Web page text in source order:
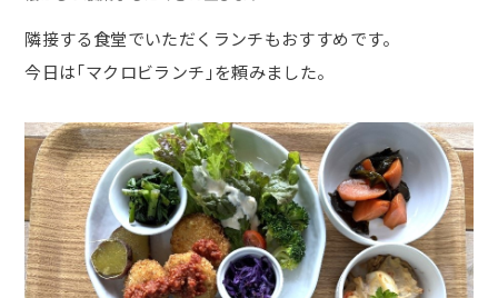
隣接する食堂でいただくランチもおすすめです。
今日は「マクロビランチ」を頼みました。